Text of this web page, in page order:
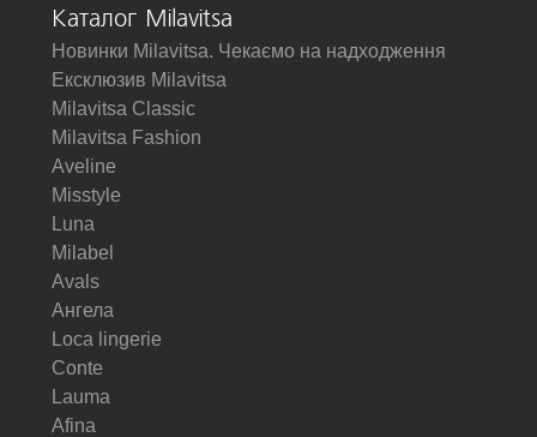
Каталог Milavitsa
Новинки Milavitsa. Чекаємо на надходження
Ексклюзив Milavitsa
Milavitsa Classic
Milavitsa Fashion
Aveline
Misstyle
Luna
Milabel
Avals
Ангела
Loca lingerie
Conte
Lauma
Afina